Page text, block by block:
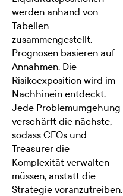
werden anhand von
Tabellen
zusammengestellt.
Prognosen basieren auf
Annahmen. Die
Risikoexposition wird im
Nachhinein entdeckt.
Jede Problemumgehung
verschärft die nächste,
sodass CFOs und
Treasurer die
Komplexität verwalten
müssen, anstatt die
Strategie voranzutreiben.